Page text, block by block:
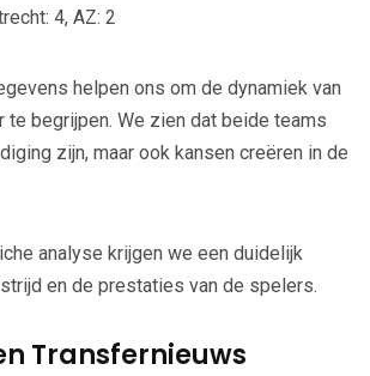
4, AZ: 2
helpen ons om de dynamiek van
begrijpen. We zien dat beide teams
zijn, maar ook kansen creëren in de
analyse krijgen we een duidelijk
en de prestaties van de spelers.
Transfernieuws